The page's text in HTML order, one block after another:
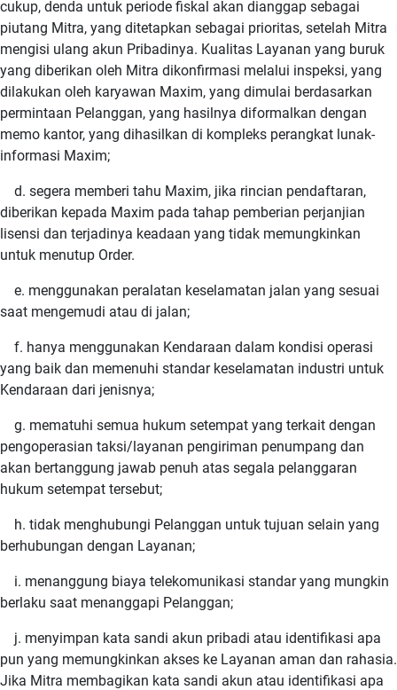
cukup, denda untuk periode fiskal akan dianggap sebagai
piutang Mitra, yang ditetapkan sebagai prioritas, setelah Mitra
mengisi ulang akun Pribadinya. Kualitas Layanan yang buruk
yang diberikan oleh Mitra dikonfirmasi melalui inspeksi, yang
dilakukan oleh karyawan Maxim, yang dimulai berdasarkan
permintaan Pelanggan, yang hasilnya diformalkan dengan
memo kantor, yang dihasilkan di kompleks perangkat lunak-
informasi Maxim;
d. segera memberi tahu Maxim, jika rincian pendaftaran,
diberikan kepada Maxim pada tahap pemberian perjanjian
lisensi dan terjadinya keadaan yang tidak memungkinkan
untuk menutup Order.
e. menggunakan peralatan keselamatan jalan yang sesuai
saat mengemudi atau di jalan;
f. hanya menggunakan Kendaraan dalam kondisi operasi
yang baik dan memenuhi standar keselamatan industri untuk
Kendaraan dari jenisnya;
g. mematuhi semua hukum setempat yang terkait dengan
pengoperasian taksi/layanan pengiriman penumpang dan
akan bertanggung jawab penuh atas segala pelanggaran
hukum setempat tersebut;
h. tidak menghubungi Pelanggan untuk tujuan selain yang
berhubungan dengan Layanan;
i. menanggung biaya telekomunikasi standar yang mungkin
berlaku saat menanggapi Pelanggan;
j. menyimpan kata sandi akun pribadi atau identifikasi apa
pun yang memungkinkan akses ke Layanan aman dan rahasia.
Jika Mitra membagikan kata sandi akun atau identifikasi apa